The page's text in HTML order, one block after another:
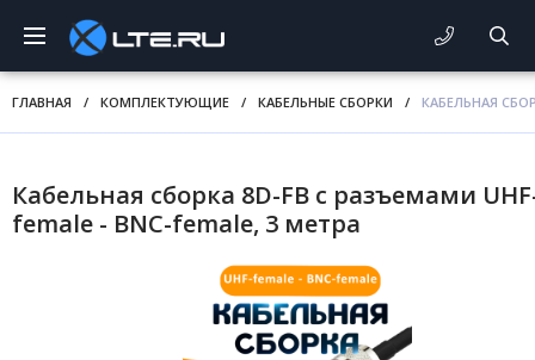
ГЛАВНАЯ / КОМПЛЕКТУЮЩИЕ / КАБЕЛЬНЫЕ СБОРКИ / КАБЕЛЬНАЯ
Кабельная сборка 8D-FB с разъемами
female - BNC-female, 3 метра